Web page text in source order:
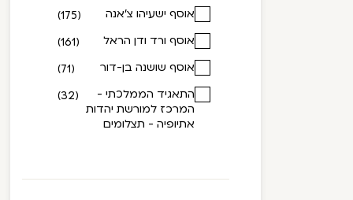
אוסף ישעיהו צ'אנה
(175)
אוסף ורד ודן הראל
(161)
אוסף שושנה בן-דור
(71)
התאגיד הממלכתי -
המרכז למורשת יהדות
אתיופיה - תצלומים
(32)